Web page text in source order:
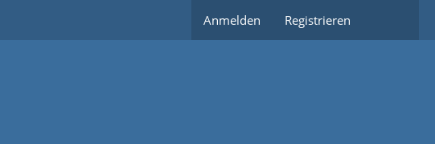
Anmelden Registrieren